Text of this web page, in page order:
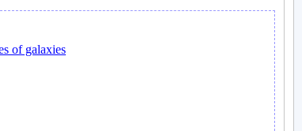
of galaxies